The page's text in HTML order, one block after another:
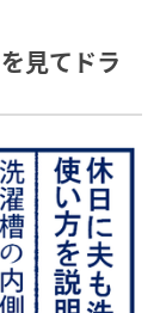
見てドラ